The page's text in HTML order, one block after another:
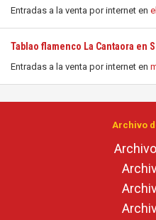
Entradas a la venta por internet en
Tablao flamenco La Cantaora en
Entradas a la venta por internet en
Archivo